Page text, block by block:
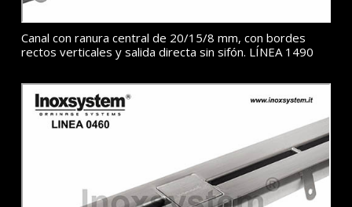
Canal con ranura central de 20/15/8 mm, con bordes
rectos verticales y salida directa sin sifón. LÍNEA 1490